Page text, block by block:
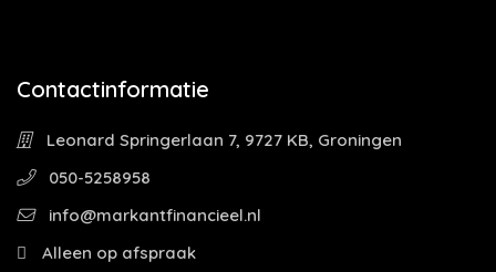
Contactinformatie
Leonard Springerlaan 7, 9727 KB, Groningen
050-5258958
info@markantfinancieel.nl
Alleen op afspraak